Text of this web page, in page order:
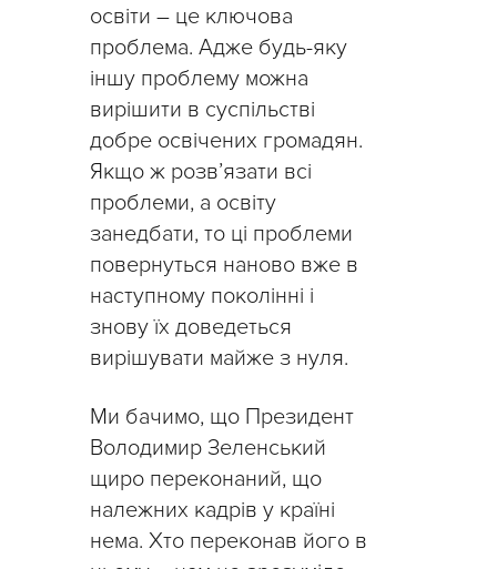
освіти – це ключова
проблема. Адже будь-яку
іншу проблему можна
вирішити в суспільстві
добре освічених громадян.
Якщо ж розв’язати всі
проблеми, а освіту
занедбати, то ці проблеми
повернуться наново вже в
наступному поколінні і
знову їх доведеться
вирішувати майже з нуля.
Ми бачимо, що Президент
Володимир Зеленський
щиро переконаний, що
належних кадрів у країні
нема. Хто переконав його в